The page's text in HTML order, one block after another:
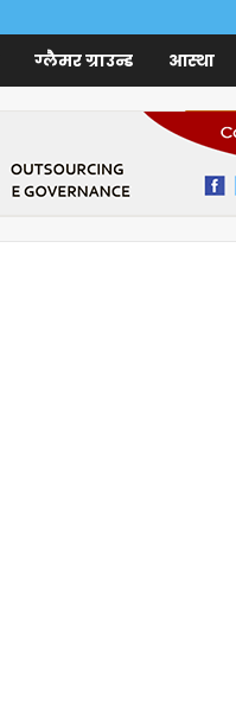
ग्लैमर ग्राउन्ड आस्था